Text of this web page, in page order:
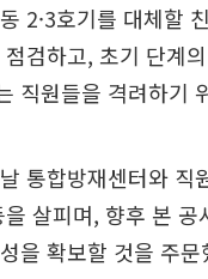
2·3호기를 대체할
검하고, 초기 단계
직원들을 격려하기
통합방재센터와 직
살피며, 향후 본 공
을 확보할 것을 주문